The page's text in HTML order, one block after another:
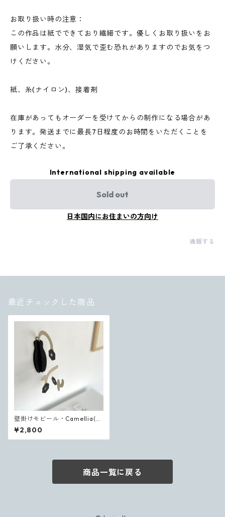
お取り扱い時の注意：
この作品は紙でできており繊細です。優しくお取り扱いをお
願いします。水分、湿気で歪む恐れがありますのでお気をつ
けください。
紙、糸(ナイロン)、接着剤
在庫があってもオーダーを受けてからの制作になる場合があ
ります。発送までに最長7日程度のお時間をいただくことを
ご了承ください。
International shipping available
Sold out
日本国内にお住まいの方向け
通報する
最近チェックした商品
壁掛けモビール・Camellia(カ
メリア)
¥2,800
商品一覧に戻る